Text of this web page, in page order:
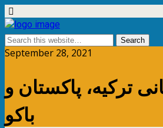
September 28, 2021
ترکیه، پاکستان و
باکو